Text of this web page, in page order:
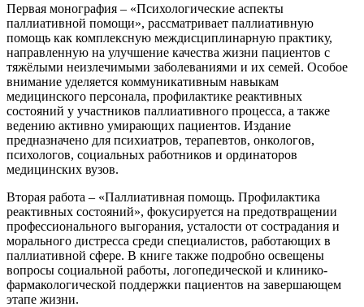
Первая монография – «Психологические аспекты
паллиативной помощи», рассматривает паллиативную
помощь как комплексную междисциплинарную практику,
направленную на улучшение качества жизни пациентов с
тяжёлыми неизлечимыми заболеваниями и их семей. Особое
внимание уделяется коммуникативным навыкам
медицинского персонала, профилактике реактивных
состояний у участников паллиативного процесса, а также
ведению активно умирающих пациентов. Издание
предназначено для психиатров, терапевтов, онкологов,
психологов, социальных работников и ординаторов
медицинских вузов.
Вторая работа – «Паллиативная помощь. Профилактика
реактивных состояний», фокусируется на предотвращении
профессионального выгорания, усталости от сострадания и
морального дистресса среди специалистов, работающих в
паллиативной сфере. В книге также подробно освещены
вопросы социальной работы, логопедической и клинико-
фармакологической поддержки пациентов на завершающем
этапе жизни.